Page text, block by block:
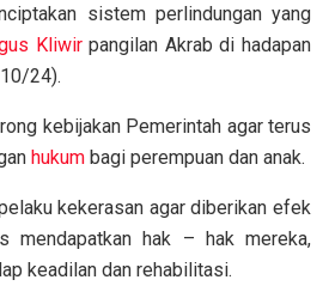
sistem perlindungan yang
Kliwirpangilan Akrab di hadapan
24).
kebijakan Pemerintah agar terus
hukum bagi perempuan dan anak.
kekerasan agar diberikan efek
mendapatkan hak – hak mereka,
keadilan dan rehabilitasi.